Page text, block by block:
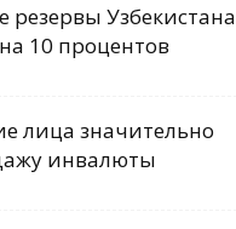
Узбекистана
10 процентов
лица значительно
инвалюты